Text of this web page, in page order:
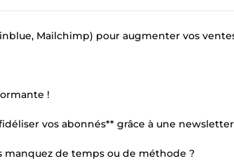
Mailchimp) pour augmenter vos
!
vos abonnés** grâce à une newsletter
manquez de temps ou de méthode ?